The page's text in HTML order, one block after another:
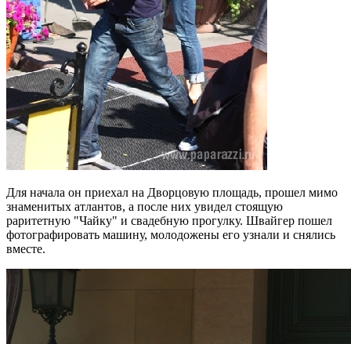
Для начала он приехал на Дворцовую площадь, прошел мимо
знаменитых атлантов, а после них увидел стоящую
раритетную "Чайку" и свадебную прогулку. Швайгер пошел
фотографировать машину, молодожены его узнали и снялись
вместе.